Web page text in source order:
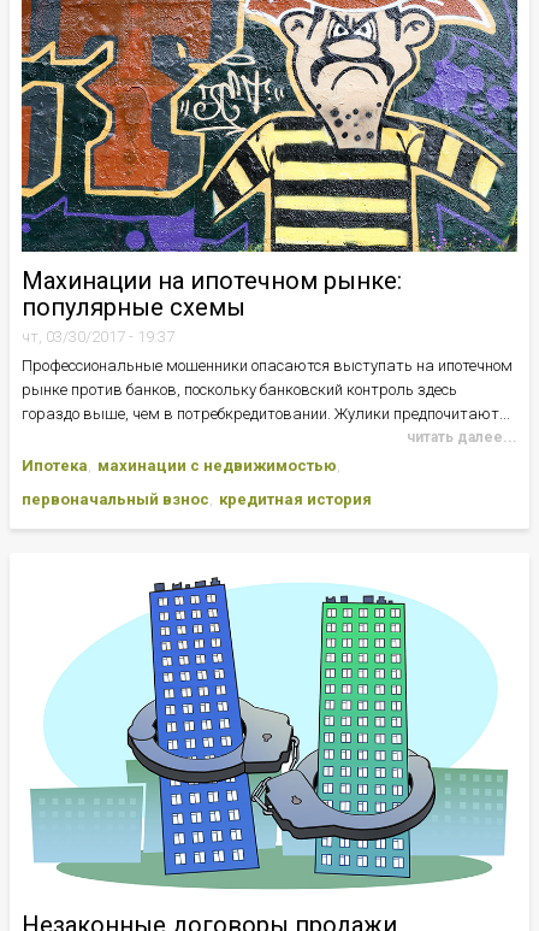
Махинации на ипотечном рынке:
популярные схемы
чт, 03/30/2017 - 19:37
Профессиональные мошенники опасаются выступать на ипотечном
рынке против банков, поскольку банковский контроль здесь
гораздо выше, чем в потребкредитовании. Жулики предпочитают...
читать далее...
Ипотека
махинации с недвижимостью
первоначальный взнос
кредитная история
Незаконные договоры продажи